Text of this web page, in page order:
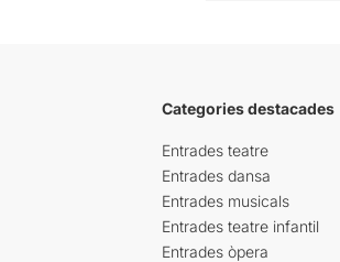
Categories destacades
Entrades teatre
Entrades dansa
Entrades musicals
Entrades teatre infantil
Entrades òpera